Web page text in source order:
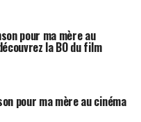
pour ma mère au
la BO du film
pour ma mère au cinéma